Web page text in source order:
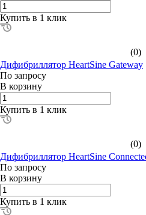
Купить в 1 клик
(0)
Дифибриллятор HeartSine Gateway
По запросу
В корзину
Купить в 1 клик
(0)
Дифибриллятор HeartSine
По запросу
В корзину
Купить в 1 клик